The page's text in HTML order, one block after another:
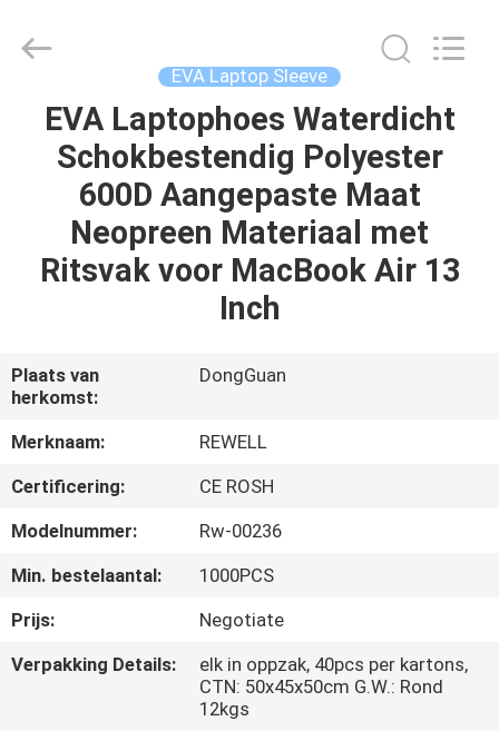
HUIS
PRODUCTEN
ONGEVEER
FABRIEKSREIS
KWALITEITSCONTROLE
PRIVACY
POLICY
Rights
EVA Laptop Sleeve
EVA Laptophoes Waterdicht
Schokbestendig Polyester
600D Aangepaste Maat
Neopreen Materiaal met
Ritsvak voor MacBook Air 13
Inch
Plaats van
herkomst:
DongGuan
Merknaam:
REWELL
Certificering:
CE ROSH
Modelnummer:
Rw-00236
Min. bestelaantal:
1000PCS
Prijs:
Negotiate
Verpakking Details:
elk in oppzak, 40pcs per kartons,
CTN: 50x45x50cm G.W.: Rond
12kgs